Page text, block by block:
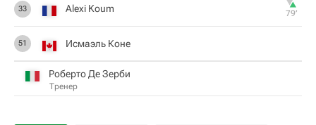
33 Alexi Koum 79‎’‎
51 Исмаэль Коне
Роберто Де Зерби
Тренер